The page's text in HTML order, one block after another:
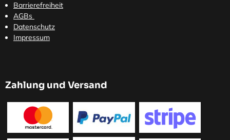
Barrierefreiheit
AGBs
Datenschutz
Impressum
Zahlung und Versand